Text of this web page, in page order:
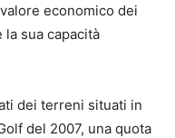
economico dei
sua capacità
dei terreni situati in
del 2007, una quota